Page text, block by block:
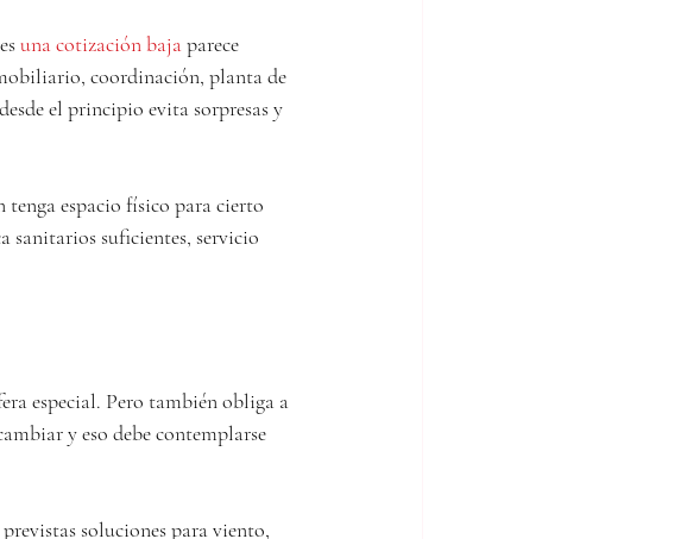
una cotización baja parece
coordinación, planta de
el principio evita sorpresas y
espacio físico para cierto
sanitarios suficientes, servicio
especial. Pero también obliga a
y eso debe contemplarse
soluciones para viento,